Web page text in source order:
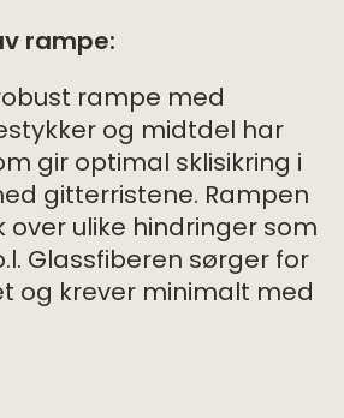
rampe:
rampe med
og midtdel har
gir optimal sklisikring i
gitterristene. Rampen
over ulike hindringer som
Glassfiberen sørger for
og krever minimalt med